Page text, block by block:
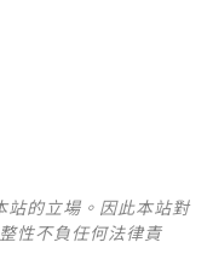
站的立場。因此本站對
性不負任何法律責